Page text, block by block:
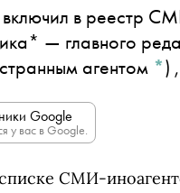
в реестр
— главного
агентом *) ,
Google
у вас в Google.
СМИ-